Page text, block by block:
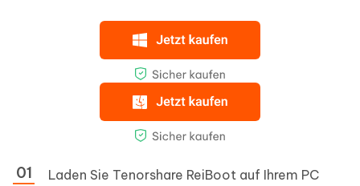
Laden Sie Tenorshare ReiBoot auf Ihrem PC